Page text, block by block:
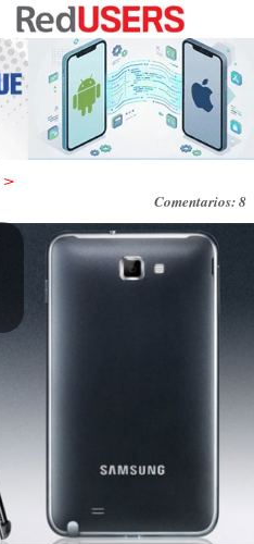
>
Comentarios: 8